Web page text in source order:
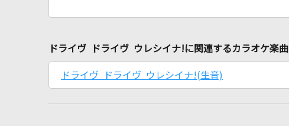
ドライヴ ドライヴ ウレシイナ!に関連するカラオケ楽曲
ドライヴ ドライヴ ウレシイナ!(生音)